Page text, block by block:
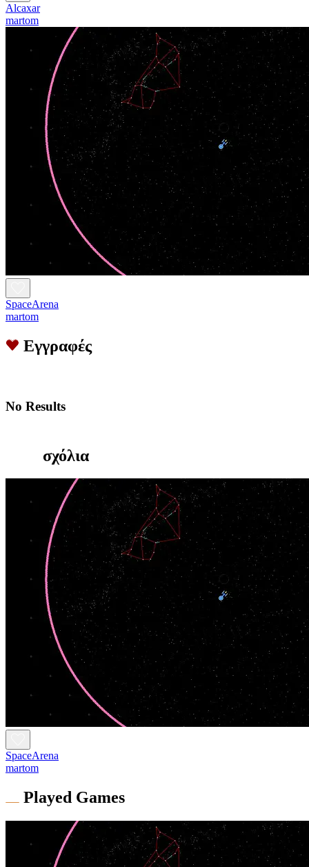
Alcaxar
martom
SpaceArena
martom
Εγγραφές
No Results
σχόλια
SpaceArena
martom
Played Games